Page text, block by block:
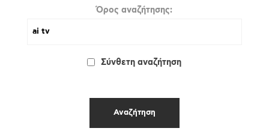
Όρος αναζήτησης:
Σύνθετη αναζήτηση